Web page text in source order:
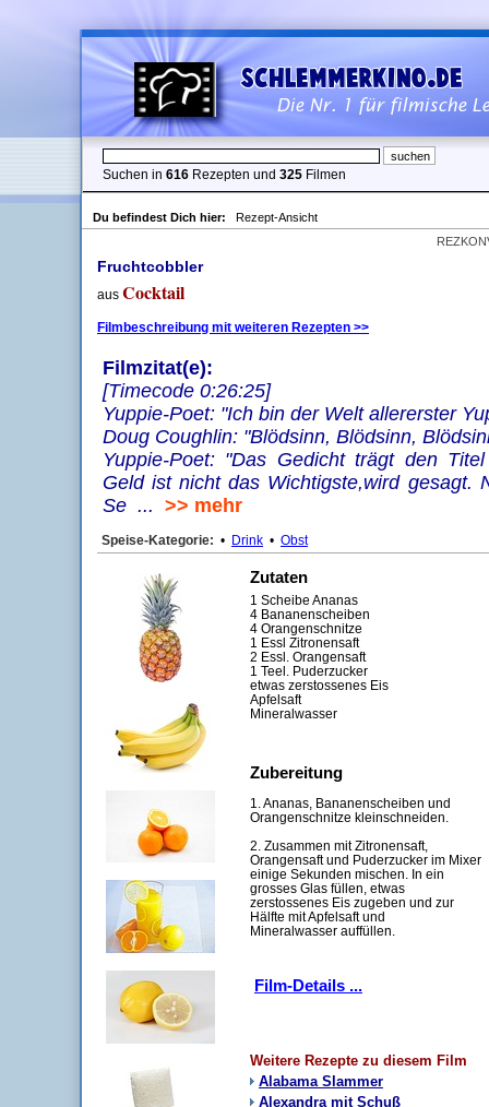
Suchen in 616 Rezepten und 325 Filmen
Du befindest Dich hier:
Rezept-Ansicht
Fruchtcobbler
aus Cocktail
Filmbeschreibung mit weiteren Rezepten >>
Filmzitat(e):
[Timecode 0:26:25]
Yuppie-Poet: "Ich bin der Welt allererster
Doug Coughlin: "Blödsinn, Blödsinn,
Yuppie-Poet: "Das Gedicht trägt den
Geld ist nicht das Wichtigste,wird gesagt.
Se ... >> mehr
Speise-Kategorie: • Drink • Obst
Zutaten
1 Scheibe Ananas
4 Bananenscheiben
4 Orangenschnitze
1 Essl Zitronensaft
2 Essl. Orangensaft
1 Teel. Puderzucker
etwas zerstossenes Eis
Apfelsaft
Mineralwasser
Zubereitung
1. Ananas, Bananenscheiben und
Orangenschnitze kleinschneiden.
2. Zusammen mit Zitronensaft,
Orangensaft und Puderzucker im Mixer
einige Sekunden mischen. In ein
grosses Glas füllen, etwas
zerstossenes Eis zugeben und zur
Hälfte mit Apfelsaft und
Mineralwasser auffüllen.
Film-Details ...
Weitere Rezepte zu diesem Film
Alabama Slammer
Alexandra mit Schuß